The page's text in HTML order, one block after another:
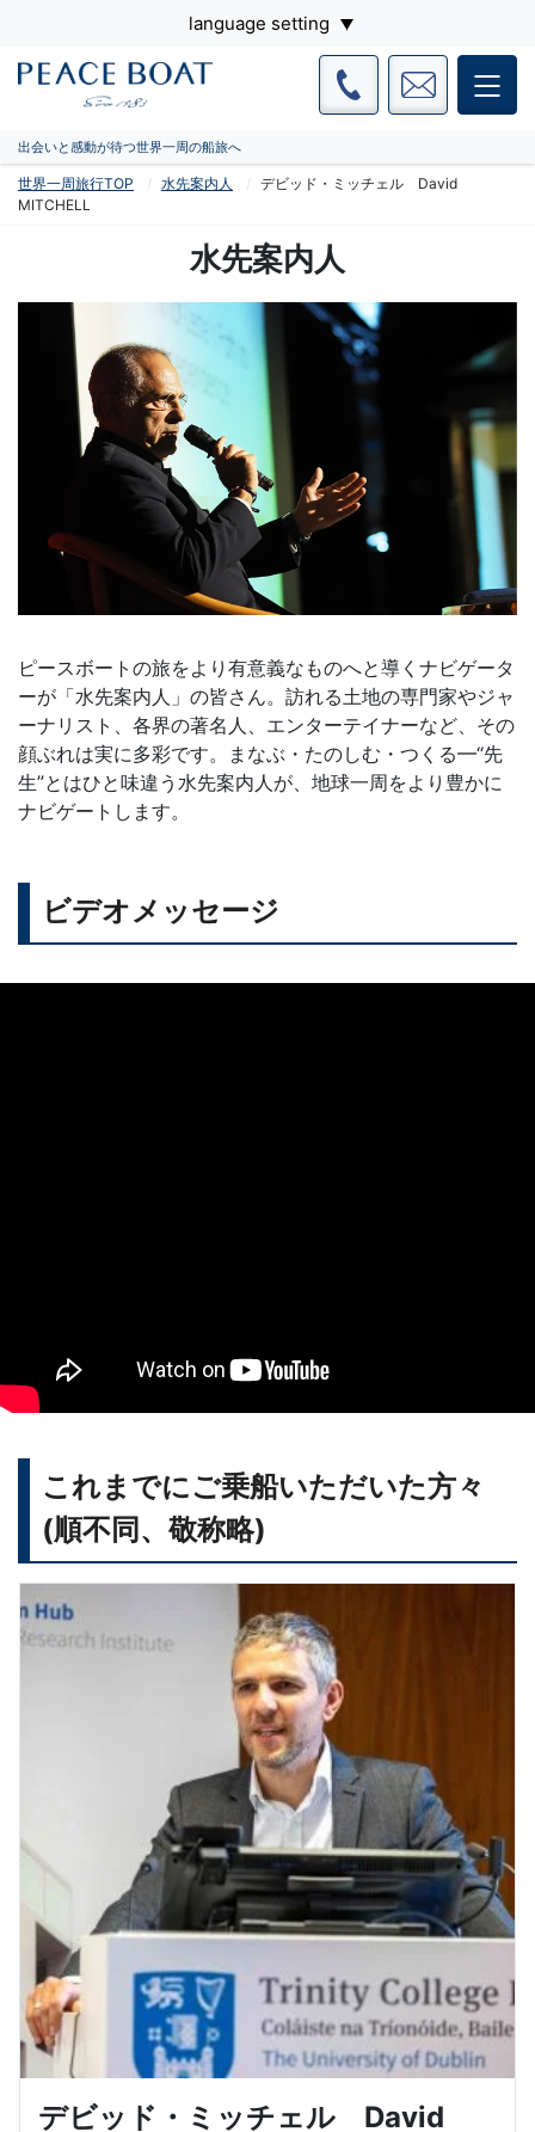
language setting
出会いと感動が待つ世界一周の船旅へ
世界一周旅行TOP 水先案内人
デビッド・ミッチェル David
MITCHELL
水先案内人
ピースボートの旅をより有意義なものへと導くナビゲータ
ーが「水先案内人」の皆さん。訪れる土地の専門家やジャ
ーナリスト、各界の著名人、エンターテイナーなど、その
顔ぶれは実に多彩です。まなぶ・たのしむ・つくる━“先
生”とはひと味違う水先案内人が、地球一周をより豊かに
ナビゲートします。
ビデオメッセージ
これまでにご乗船いただいた方々
(順不同、敬称略)
デビッド・ミッチェル David